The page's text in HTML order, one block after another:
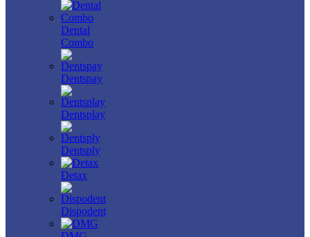
Dental
Combo
Dentspay
Dentsplay
Dentsply
Detax
Dispodent